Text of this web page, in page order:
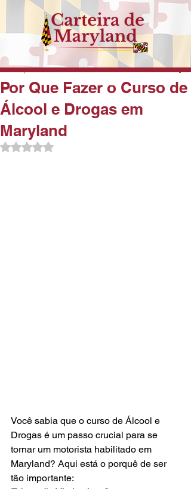
Por Que Fazer o Curso de
Álcool e Drogas em
Maryland
Dec 19, 2023 1 min read
Rated NaN out of 5 stars.
Você sabia que o curso de Álcool e
Drogas é um passo crucial para se
tornar um motorista habilitado em
Maryland? Aqui está o porquê de ser
tão importante:
BLOG